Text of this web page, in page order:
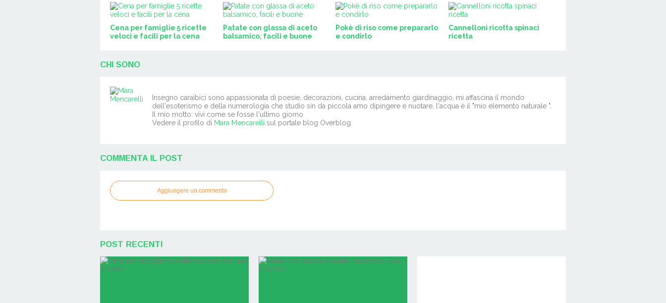
Cena per famiglie 5 ricette
veloci e facili per la cena
Patate con glassa di aceto
balsamico, facili e buone
Pokè di riso come prepararlo
e condirlo
Cannelloni ricotta spinaci
ricetta
CHI SONO
Insegno caraibici sono appassionata di poesie, decorazioni, cucina, arredamento giardinaggio, mi affascina il mondo
dell'esoterismo e della numerologia che studio sin da piccola amo dipingere e nuotare, l'acqua è il "mio elemento naturale ".
Il mio motto: vivi come se fosse l'ultimo giorno
Vedere il profilo di Mara Mencarelli sul portale blog Overblog
COMMENTA IL POST
Aggiungere un commento
POST RECENTI